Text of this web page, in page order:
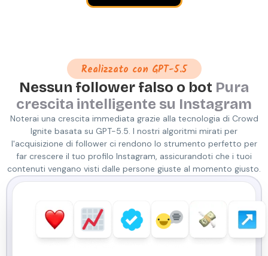
Realizzato con GPT-5.5
Nessun follower falso o bot Pura
crescita intelligente su Instagram
Noterai una crescita immediata grazie alla tecnologia di Crowd
Ignite basata su GPT-5.5. I nostri algoritmi mirati per
l'acquisizione di follower ci rendono lo strumento perfetto per
far crescere il tuo profilo Instagram, assicurandoti che i tuoi
contenuti vengano visti dalle persone giuste al momento giusto.